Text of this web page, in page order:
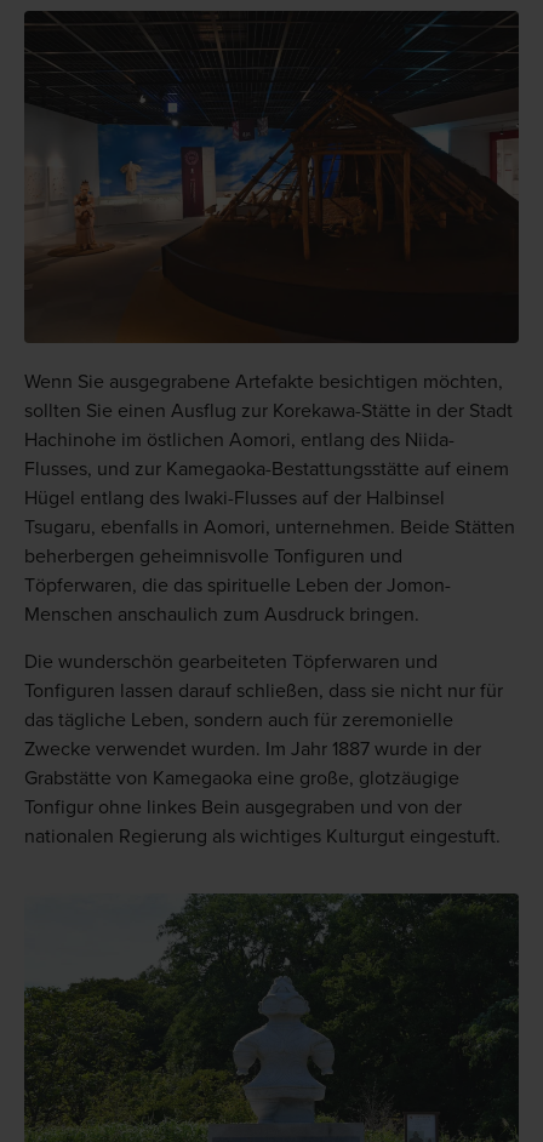
Wenn Sie ausgegrabene Artefakte besichtigen möchten,
sollten Sie einen Ausflug zur Korekawa-Stätte in der Stadt
Hachinohe im östlichen Aomori, entlang des Niida-
Flusses, und zur Kamegaoka-Bestattungsstätte auf einem
Hügel entlang des Iwaki-Flusses auf der Halbinsel
Tsugaru, ebenfalls in Aomori, unternehmen. Beide Stätten
beherbergen geheimnisvolle Tonfiguren und
Töpferwaren, die das spirituelle Leben der Jomon-
Menschen anschaulich zum Ausdruck bringen.
Die wunderschön gearbeiteten Töpferwaren und
Tonfiguren lassen darauf schließen, dass sie nicht nur für
das tägliche Leben, sondern auch für zeremonielle
Zwecke verwendet wurden. Im Jahr 1887 wurde in der
Grabstätte von Kamegaoka eine große, glotzäugige
Tonfigur ohne linkes Bein ausgegraben und von der
nationalen Regierung als wichtiges Kulturgut eingestuft.